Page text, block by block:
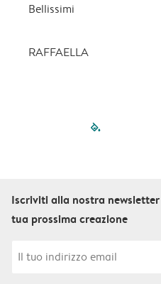
Bellissimi
RAFFAELLA
filled-
Iscriviti alla nostra
tua prossima creazione